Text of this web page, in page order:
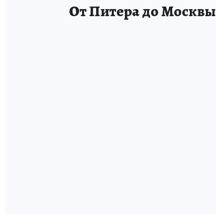
От Питера до Москвы